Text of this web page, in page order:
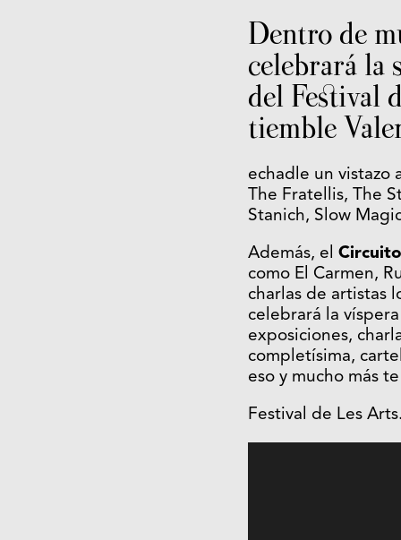
Dentro de
celebrará la
del Festival
tiemble
echadle un vistazo
The Fratellis, The
Stanich, Slow
Además, el
como El Carmen,
charlas de artistas
celebrará la
exposiciones,
completísima,
eso y mucho más
Festival de Les